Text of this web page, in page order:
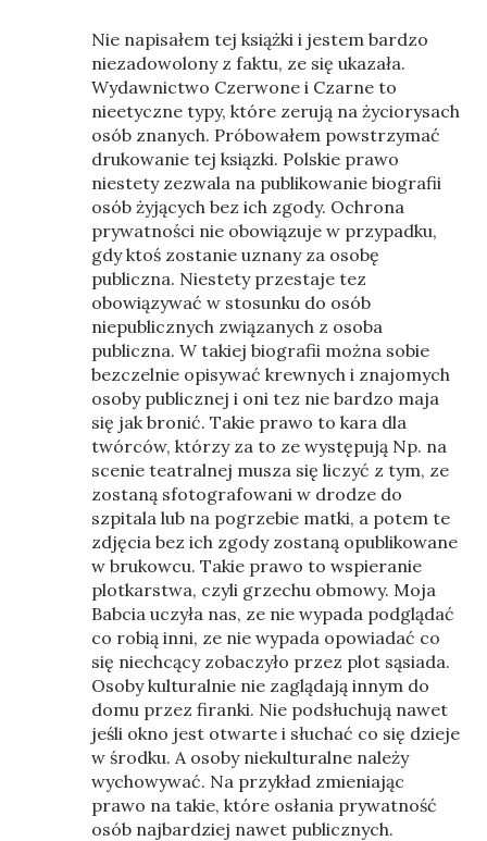
Nie napisałem tej książki i jestem bardzo
niezadowolony z faktu, ze się ukazała.
Wydawnictwo Czerwone i Czarne to
nieetyczne typy, które zerują na życiorysach
osób znanych. Próbowałem powstrzymać
drukowanie tej ksiązki. Polskie prawo
niestety zezwala na publikowanie biografii
osób żyjących bez ich zgody. Ochrona
prywatności nie obowiązuje w przypadku,
gdy ktoś zostanie uznany za osobę
publiczna. Niestety przestaje tez
obowiązywać w stosunku do osób
niepublicznych związanych z osoba
publiczna. W takiej biografii można sobie
bezczelnie opisywać krewnych i znajomych
osoby publicznej i oni tez nie bardzo maja
się jak bronić. Takie prawo to kara dla
twórców, którzy za to ze występują Np. na
scenie teatralnej musza się liczyć z tym, ze
zostaną sfotografowani w drodze do
szpitala lub na pogrzebie matki, a potem te
zdjęcia bez ich zgody zostaną opublikowane
w brukowcu. Takie prawo to wspieranie
plotkarstwa, czyli grzechu obmowy. Moja
Babcia uczyła nas, ze nie wypada podglądać
co robią inni, ze nie wypada opowiadać co
się niechcący zobaczyło przez plot sąsiada.
Osoby kulturalnie nie zaglądają innym do
domu przez firanki. Nie podsłuchują nawet
jeśli okno jest otwarte i słuchać co się dzieje
w środku. A osoby niekulturalne należy
wychowywać. Na przykład zmieniając
prawo na takie, które osłania prywatność
osób najbardziej nawet publicznych.